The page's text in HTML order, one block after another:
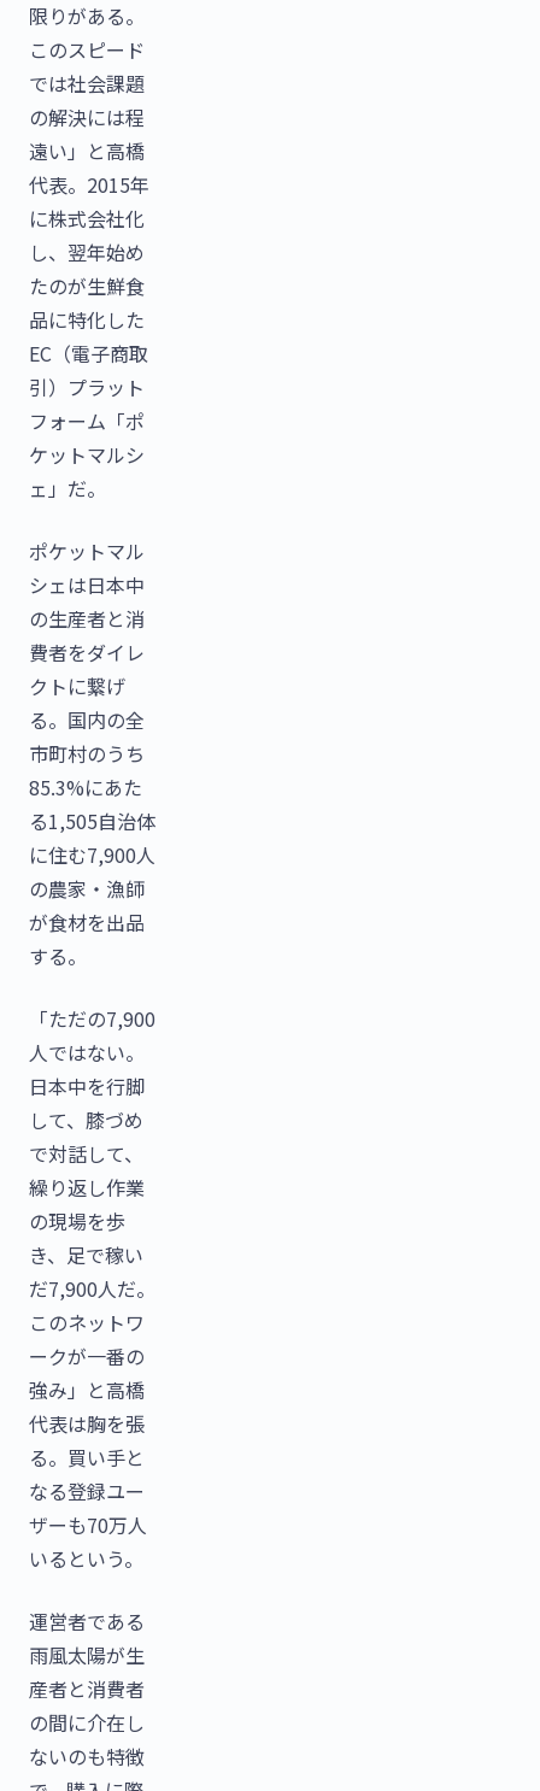
限りがある。
このスピード
では社会課題
の解決には程
遠い」と高橋
代表。2015年
に株式会社化
し、翌年始め
たのが生鮮食
品に特化した
EC（電子商取
引）プラット
フォーム「ポ
ケットマルシ
ェ」だ。
ポケットマル
シェは日本中
の生産者と消
費者をダイレ
クトに繋げ
る。国内の全
市町村のうち
85.3%にあた
る1,505自治体
に住む7,900人
の農家・漁師
が食材を出品
する。
「ただの7,900
人ではない。
日本中を行脚
して、膝づめ
で対話して、
繰り返し作業
の現場を歩
き、足で稼い
だ7,900人だ。
このネットワ
ークが一番の
強み」と高橋
代表は胸を張
る。買い手と
なる登録ユー
ザーも70万人
いるという。
運営者である
雨風太陽が生
産者と消費者
の間に介在し
ないのも特徴